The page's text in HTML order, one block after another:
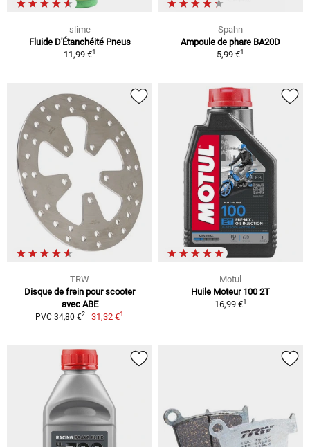
slime
Fluide D'Étanchéité Pneus
11,99 €1
Spahn
Ampoule de phare BA20D
5,99 €1
TRW
Disque de frein pour scooter
avec ABE
PVC 34,80 €2 31,32 €1
Motul
Huile Moteur 100 2T
16,99 €1